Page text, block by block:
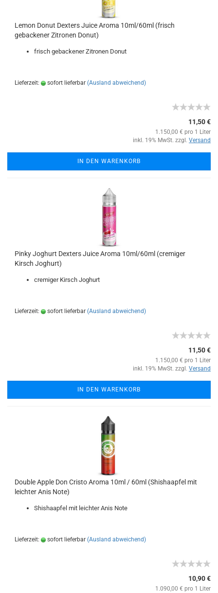
Lemon Donut Dexters Juice Aroma 10ml/60ml (frisch
gebackener Zitronen Donut)
frisch gebackener Zitronen Donut
Lieferzeit: sofort lieferbar (Ausland abweichend)
11,50 €
1.150,00 € pro 1 Liter
inkl. 19% MwSt. zzgl. Versand
IN DEN WARENKORB
Pinky Joghurt Dexters Juice Aroma 10ml/60ml (cremiger
Kirsch Joghurt)
cremiger Kirsch Joghurt
Lieferzeit: sofort lieferbar (Ausland abweichend)
11,50 €
1.150,00 € pro 1 Liter
inkl. 19% MwSt. zzgl. Versand
IN DEN WARENKORB
Double Apple Don Cristo Aroma 10ml / 60ml (Shishaapfel mit
leichter Anis Note)
Shishaapfel mit leichter Anis Note
Lieferzeit: sofort lieferbar (Ausland abweichend)
10,90 €
1.090,00 € pro 1 Liter